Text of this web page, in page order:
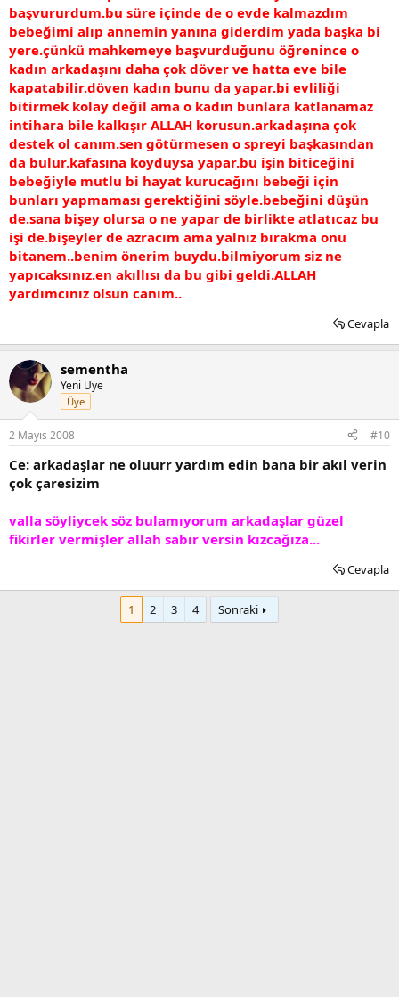
başvururdum.bu süre içinde de o evde kalmazdım
bebeğimi alıp annemin yanına giderdim yada başka bi
yere.çünkü mahkemeye başvurduğunu öğrenince o
kadın arkadaşını daha çok döver ve hatta eve bile
kapatabilir.döven kadın bunu da yapar.bi evliliği
bitirmek kolay değil ama o kadın bunlara katlanamaz
intihara bile kalkışır ALLAH korusun.arkadaşına çok
destek ol canım.sen götürmesen o spreyi başkasından
da bulur.kafasına koyduysa yapar.bu işin biticeğini
bebeğiyle mutlu bi hayat kurucağını bebeği için
bunları yapmaması gerektiğini söyle.bebeğini düşün
de.sana bişey olursa o ne yapar de birlikte atlatıcaz bu
işi de.bişeyler de azracım ama yalnız bırakma onu
bitanem..benim önerim buydu.bilmiyorum siz ne
yapıcaksınız.en akıllısı da bu gibi geldi.ALLAH
yardımcınız olsun canım..
Cevapla
sementha
Yeni Üye
Üye
2 Mayıs 2008 #10
Ce: arkadaşlar ne oluurr yardım edin bana bir akıl verin
çok çaresizim
valla söyliycek söz bulamıyorum arkadaşlar güzel
fikirler vermişler allah sabır versin kızcağıza...
Cevapla
1 2 3 4 Sonraki